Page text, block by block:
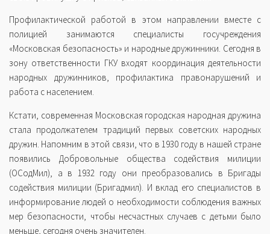
Профилактической работой в этом направлении вместе с
полицией занимаются специалисты госучреждения
«Московская безопасность» и народные дружинники. Сегодня в
зону ответственности ГКУ входят координация деятельности
народных дружинников, профилактика правонарушений и
работа с населением.
Кстати, современная Московская городская народная дружина
стала продолжателем традиций первых советских народных
дружин. Напомним в этой связи, что в 1930 году в нашей стране
появились Добровольные общества содействия милиции
(ОСодМил), а в 1932 году они преобразовались в Бригады
содействия милиции (Бригадмил). И вклад его специалистов в
информирование людей о необходимости соблюдения важных
мер безопасности, чтобы несчастных случаев с детьми было
меньше, сегодня очень значителен.